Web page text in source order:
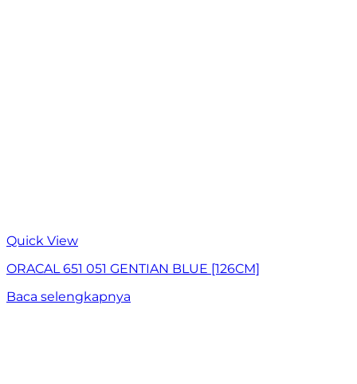
Quick View
ORACAL 651 051 GENTIAN BLUE [126CM]
Baca selengkapnya